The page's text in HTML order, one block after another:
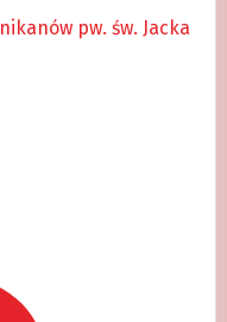
pw. św. Jacka